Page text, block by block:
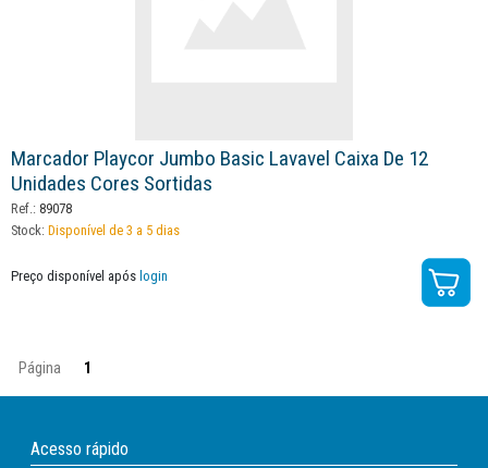
Marcador Playcor Jumbo Basic Lavavel Caixa De 12
Unidades Cores Sortidas
Ref.: 89078
Stock: Disponível de 3 a 5 dias
Preço disponível após login
Página 1
Acesso rápido